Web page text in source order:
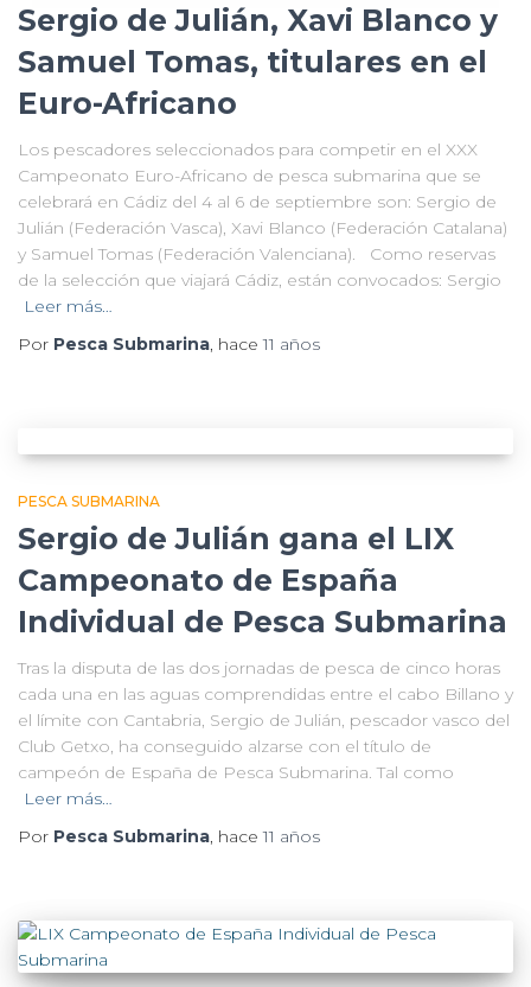
Sergio de Julián, Xavi Blanco y
Samuel Tomas, titulares en el
Euro-Africano
Los pescadores seleccionados para competir en el XXX
Campeonato Euro-Africano de pesca submarina que se
celebrará en Cádiz del 4 al 6 de septiembre son: Sergio de
Julián (Federación Vasca), Xavi Blanco (Federación Catalana)
y Samuel Tomas (Federación Valenciana). Como reservas
de la selección que viajará Cádiz, están convocados: Sergio
Leer más…
Por Pesca Submarina, hace11 años
PESCA SUBMARINA
Sergio de Julián gana el LIX
Campeonato de España
Individual de Pesca Submarina
Tras la disputa de las dos jornadas de pesca de cinco horas
cada una en las aguas comprendidas entre el cabo Billano y
el límite con Cantabria, Sergio de Julián, pescador vasco del
Club Getxo, ha conseguido alzarse con el título de
campeón de España de Pesca Submarina. Tal como
Leer más…
Por Pesca Submarina, hace11 años